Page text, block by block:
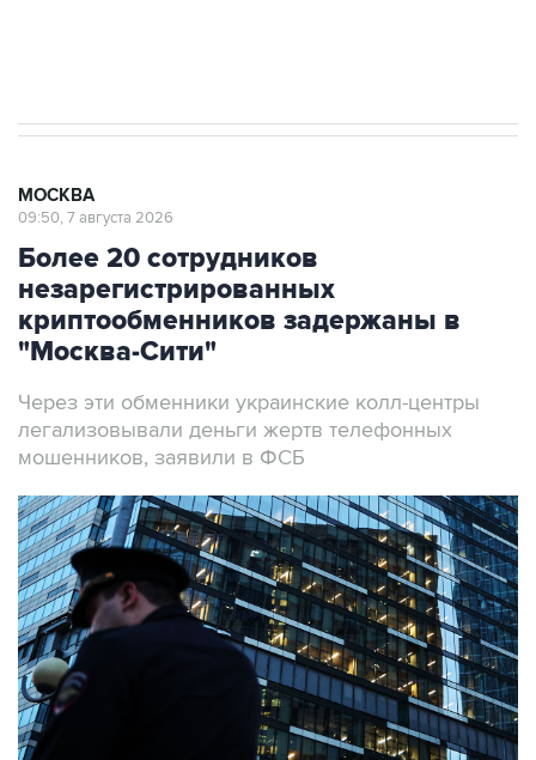
МОСКВА
09:50, 7 августа 2026
Более 20 сотрудников
незарегистрированных
криптообменников задержаны в
"Москва-Сити"
Через эти обменники украинские колл-центры
легализовывали деньги жертв телефонных
мошенников, заявили в ФСБ